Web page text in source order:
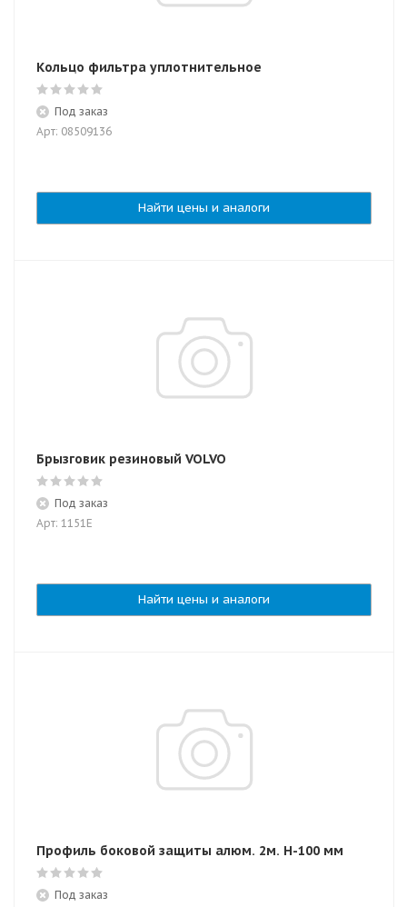
Кольцо фильтра уплотнительное
Под заказ
Арт: 08509136
Найти цены и аналоги
Брызговик резиновый VOLVO
Под заказ
Арт: 1151Е
Найти цены и аналоги
Профиль боковой защиты алюм. 2м. H-100 мм
Под заказ